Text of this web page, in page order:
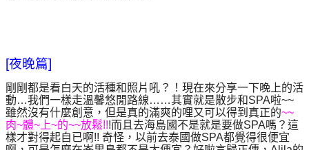
[夜晚篇]
剛剛都是看白天的活種和照片吼？！現在來分享一下晚上的活
動…我們一樣走溫馨悠閒路線……其實就是散步和SPA啦~~
雖然沒有什麼創意，但是真的滿爽的哩又可以得到真正的~~
肉~體~上~的~~放鬆!!!而且去海島國不是就是要做SPA嗎 ？這
樣才對得起自已啊!! 奇怪，以前去泰國做SPA都覺得很便宜